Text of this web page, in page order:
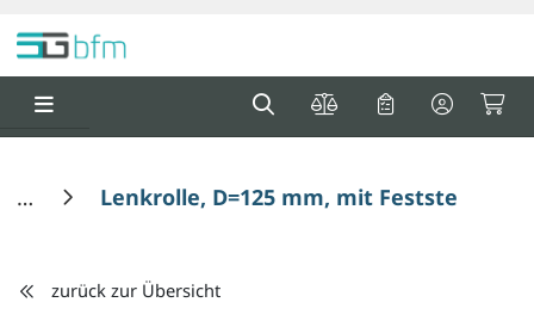
Lenkrolle, D=125 mm, mit Feststeller,
zurück zur Übersicht